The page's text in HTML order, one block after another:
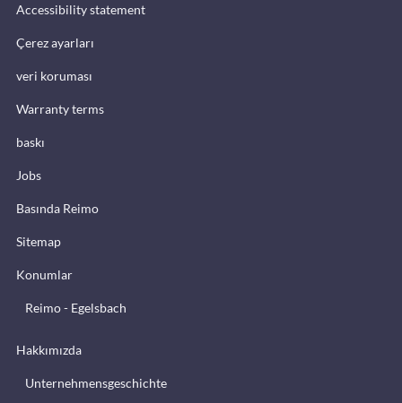
Accessibility statement
Çerez ayarları
veri koruması
Warranty terms
baskı
Jobs
Basında Reimo
Sitemap
Konumlar
Reimo - Egelsbach
Hakkımızda
Unternehmensgeschichte